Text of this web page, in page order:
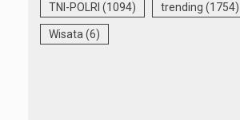
TNI-POLRI (1094) trending (1754)
Wisata (6)